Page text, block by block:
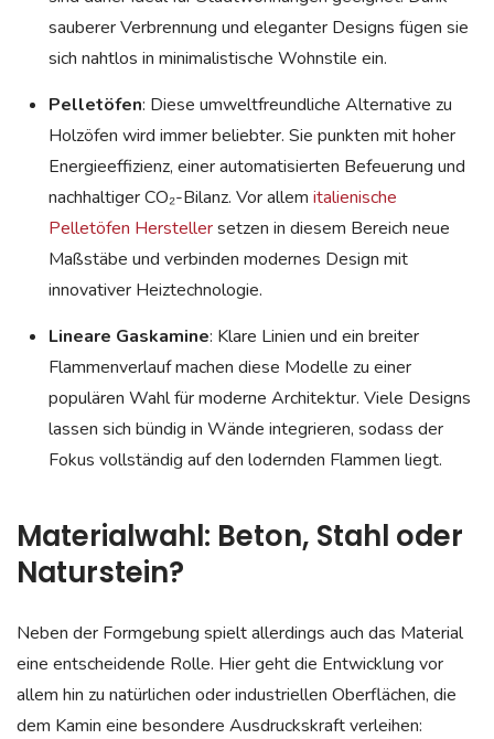
sauberer Verbrennung und eleganter Designs fügen sie
sich nahtlos in minimalistische Wohnstile ein.
Pelletöfen: Diese umweltfreundliche Alternative zu
Holzöfen wird immer beliebter. Sie punkten mit hoher
Energieeffizienz, einer automatisierten Befeuerung und
nachhaltiger CO₂-Bilanz. Vor allem italienische
Pelletöfen Herstellersetzen in diesem Bereich neue
Maßstäbe und verbinden modernes Design mit
innovativer Heiztechnologie.
Lineare Gaskamine: Klare Linien und ein breiter
Flammenverlauf machen diese Modelle zu einer
populären Wahl für moderne Architektur. Viele Designs
lassen sich bündig in Wände integrieren, sodass der
Fokus vollständig auf den lodernden Flammen liegt.
Materialwahl: Beton, Stahl oder
Naturstein?
Neben der Formgebung spielt allerdings auch das Material
eine entscheidende Rolle. Hier geht die Entwicklung vor
allem hin zu natürlichen oder industriellen Oberflächen, die
dem Kamin eine besondere Ausdruckskraft verleihen: